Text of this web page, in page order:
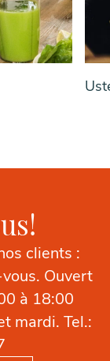
clients :
Ouvert
à 18:00
mardi. Tel.: